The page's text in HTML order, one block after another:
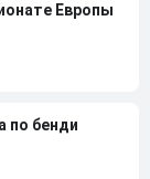
Европы
по бенди